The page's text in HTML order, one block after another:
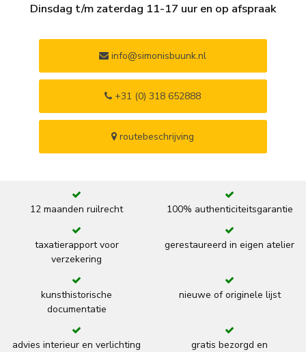
Dinsdag t/m zaterdag 11-17 uur en op afspraak
info@simonisbuunk.nl
+31 (0) 318 652888
routebeschrijving
12 maanden ruilrecht 100% authenticiteitsgarantie
taxatierapport voor
verzekering
gerestaureerd in eigen atelier
kunsthistorische
documentatie
nieuwe of originele lijst
advies interieur en verlichting
gratis bezorgd en